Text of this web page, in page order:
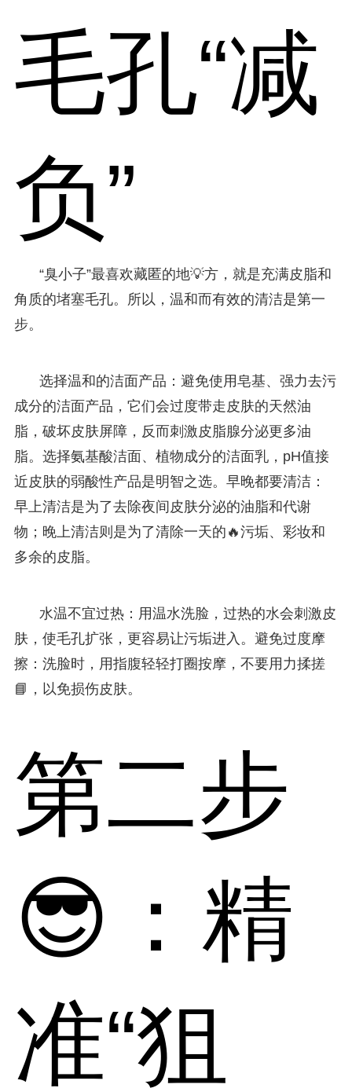
毛孔“减
负”
“臭小子”最喜欢藏匿的地💡方，就是充满皮脂和
角质的堵塞毛孔。所以，温和而有效的清洁是第一
步。
选择温和的洁面产品：避免使用皂基、强力去污
成分的洁面产品，它们会过度带走皮肤的天然油
脂，破坏皮肤屏障，反而刺激皮脂腺分泌更多油
脂。选择氨基酸洁面、植物成分的洁面乳，pH值接
近皮肤的弱酸性产品是明智之选。早晚都要清洁：
早上清洁是为了去除夜间皮肤分泌的油脂和代谢
物；晚上清洁则是为了清除一天的🔥污垢、彩妆和
多余的皮脂。
水温不宜过热：用温水洗脸，过热的水会刺激皮
肤，使毛孔扩张，更容易让污垢进入。避免过度摩
擦：洗脸时，用指腹轻轻打圈按摩，不要用力揉搓
📘，以免损伤皮肤。
第二步
😎：精
准“狙